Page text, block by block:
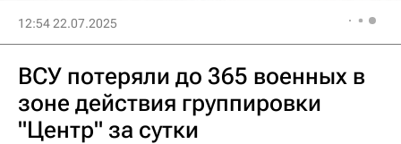
12:54 22.07.2025
ВСУ потеряли до 365 военных в
зоне действия группировки
"Центр" за сутки